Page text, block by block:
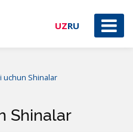
UZRU
uchun Shinalar
Shinalar